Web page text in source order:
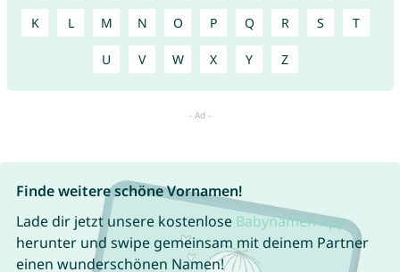
K L M N O P Q R S T
U V W X Y Z
Finde weitere schöne Vornamen!
Lade dir jetzt unsere kostenlose Babynamen App
herunter und swipe gemeinsam mit deinem Partner
einen wunderschönen Namen!